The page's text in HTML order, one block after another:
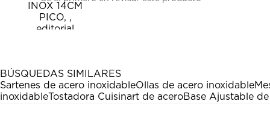
calificar
el
estrella
Esta
acción
abrirá
calificar
el
estrellas.
Esta
acción
abrirá
estrellas.
Esta
acción
abrirá
estrellas.
Esta
acción
abrirá
Esta
acción
abrirá
BÚSQUEDAS SIMILARES
Sartenes de acero inoxidableOllas de acero inoxidable
inoxidableTostadora Cuisinart de aceroBase Ajustable